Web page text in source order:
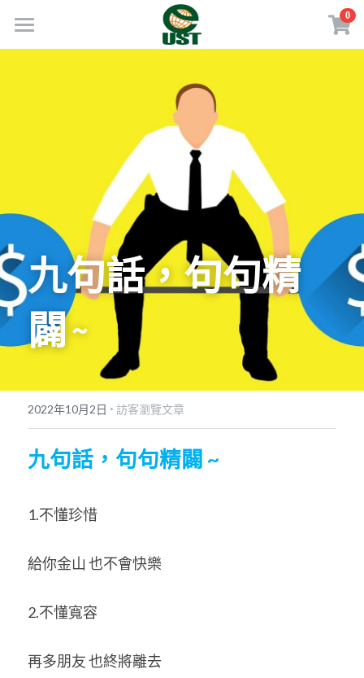
0
Home
線上商店
免費會員專區
VIP會員專區
歡迎來電
POWERED BY
九句話，句句精
闢 ~
2022年10月2日 · 訪客瀏覽文章
九句話，句句精闢 ~
1.不懂珍惜
給你金山 也不會快樂
2.不懂寬容
再多朋友 也終將離去
×
商品分類